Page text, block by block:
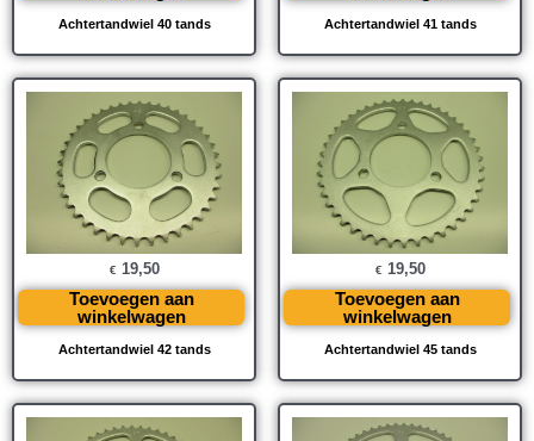
Achtertandwiel 40 tands Achtertandwiel 41 tands
Achtertandwiel 42 tands
€ 19,50
Toevoegen aan
winkelwagen
Achtertandwiel 45 tands
€ 19,50
Toevoegen aan
winkelwagen